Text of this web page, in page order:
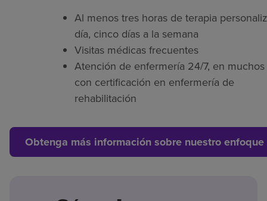
Al menos tres horas de terapia
día, cinco días a la semana
Visitas médicas frecuentes
Atención de enfermería 24/7, en muchos
con certificación en enfermería de
rehabilitación
Obtenga más información sobre nuestro